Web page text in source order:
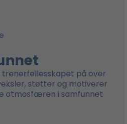
på over
støtter og motiverer
atmosfæren i samfunnet